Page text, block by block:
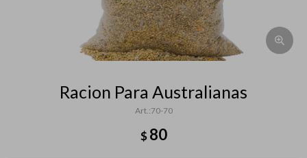
Racion Para Australianas
70-70
$ 80